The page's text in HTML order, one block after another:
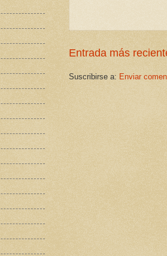
Entrada más
Suscribirse a: Enviar